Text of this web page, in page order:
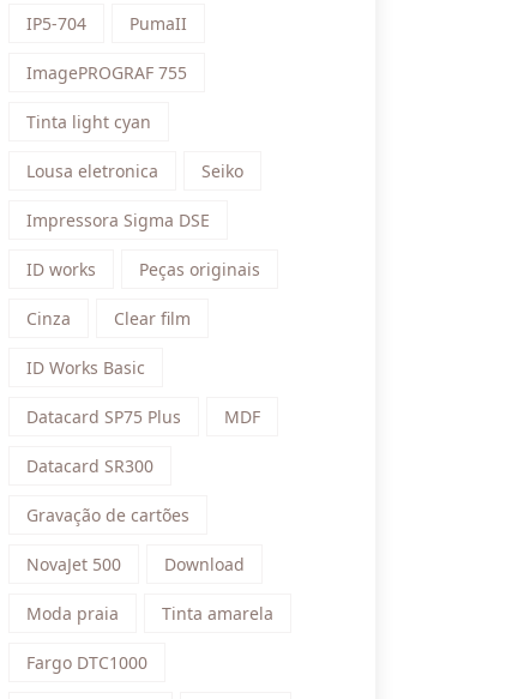
IP5-704 PumaII
ImagePROGRAF 755
Tinta light cyan
Lousa eletronica Seiko
Impressora Sigma DSE
ID works Peças originais
Cinza Clear film
ID Works Basic
Datacard SP75 Plus MDF
Datacard SR300
Gravação de cartões
NovaJet 500 Download
Moda praia Tinta amarela
Fargo DTC1000